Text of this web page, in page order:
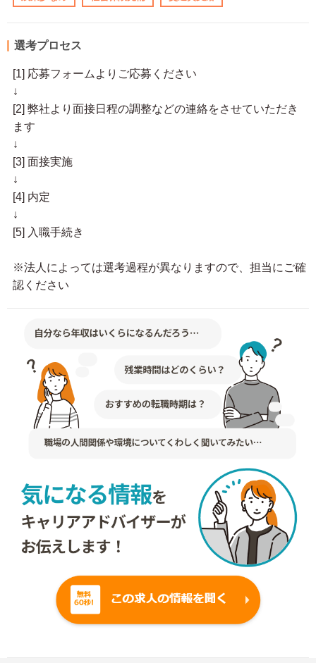
選考プロセス
[1] 応募フォームよりご応募ください
↓
[2] 弊社より面接日程の調整などの連絡をさせていただき
ます
↓
[3] 面接実施
↓
[4] 内定
↓
[5] 入職手続き
※法人によっては選考過程が異なりますので、担当にご確
認ください